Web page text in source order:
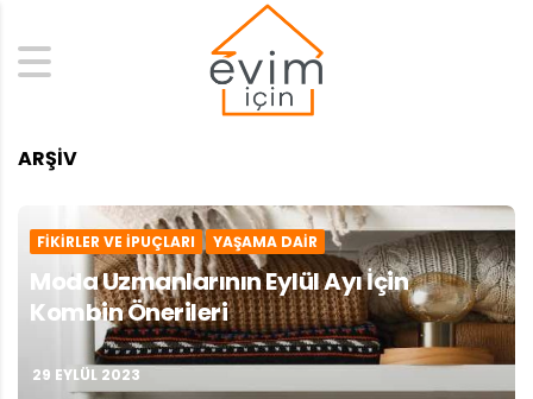
Search
ARŞIV
FIKIRLER VE İPUÇLARI YAŞAMA DAIR
Moda Uzmanlarının Eylül Ayı İçin
Kombin Önerileri
29 EYLÜL 2023